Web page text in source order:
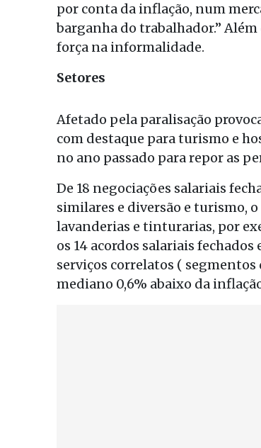
por conta da inflação, num
barganha do trabalhador.”
força na informalidade.
Setores
Afetado pela paralisação
com destaque para turismo e
no ano passado para repor as
De 18 negociações salariais
similares e diversão e turismo,
lavanderias e tinturarias, por
os 14 acordos salariais
serviços correlatos (
mediano 0,6% abaixo da